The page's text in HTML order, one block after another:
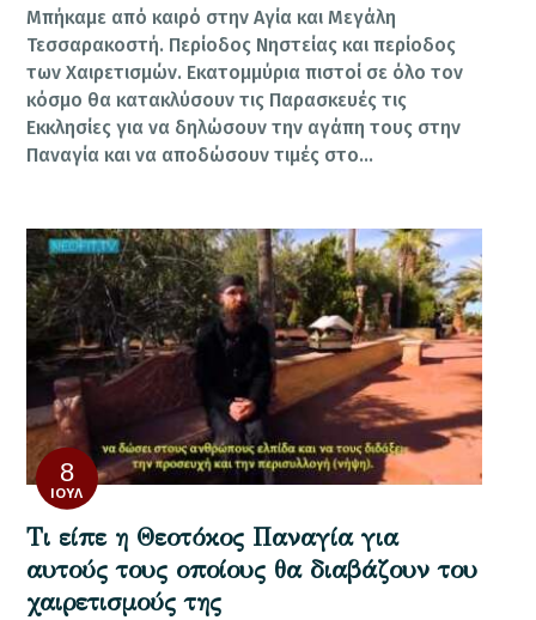
Μπήκαμε από καιρό στην Αγία και Μεγάλη
Τεσσαρακοστή. Περίοδος Νηστείας και περίοδος
των Χαιρετισμών. Εκατομμύρια πιστοί σε όλο τον
κόσμο θα κατακλύσουν τις Παρασκευές τις
Εκκλησίες για να δηλώσουν την αγάπη τους στην
Παναγία και να αποδώσουν τιμές στο…
8
ΙΟΎΛ
Τι είπε η Θεοτόκος Παναγία για
αυτούς τους οποίους θα διαβάζουν του
χαιρετισμούς της